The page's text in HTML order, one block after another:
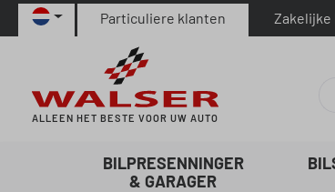
de hoofdinhoud
Ga naar de zoekopdracht
Ga naar de hoofdnavigatie
Particuliere klanten Zakelijke
ALLEEN HET BESTE VOOR UW AUTO
BILPRESENNINGER
& GARAGER